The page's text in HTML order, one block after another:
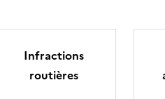
Infractions
routières